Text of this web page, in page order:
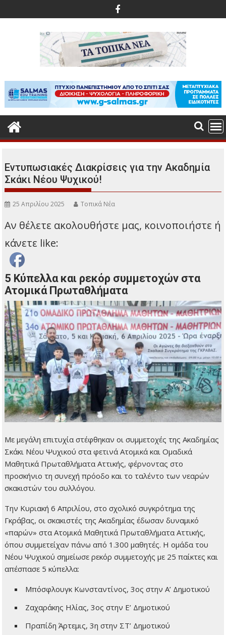
στο
περιεχόμενο
Εντυπωσιακές Διακρίσεις για την Ακαδημία
Σκάκι Νέου Ψυχικού!
25 Απριλίου 2025 Τοπικά Νέα
Αν θέλετε ακολουθήστε μας, κοινοποιήστε ή
κάνετε like:
5 Κύπελλα και ρεκόρ συμμετοχών στα
Ατομικά Πρωταθλήματα
Με μεγάλη επιτυχία στέφθηκαν οι συμμετοχές της Ακαδημίας
Σκάκι Νέου Ψυχικού στα φετινά Ατομικά και Ομαδικά
Μαθητικά Πρωταθλήματα Αττικής, φέρνοντας στο
προσκήνιο τη συνεχή πρόοδο και το ταλέντο των νεαρών
σκακιστών του συλλόγου.
Την Κυριακή 6 Απριλίου, στο σχολικό συγκρότημα της
Γκράβας, οι σκακιστές της Ακαδημίας έδωσαν δυναμικό
«παρών» στα Ατομικά Μαθητικά Πρωταθλήματα Αττικής,
όπου συμμετείχαν πάνω από 1.300 μαθητές. Η ομάδα του
Νέου Ψυχικού σημείωσε ρεκόρ συμμετοχής με 25 παίκτες και
απέσπασε 5 κύπελλα:
Μπόσφλουγκ Κωνσταντίνος, 3ος στην Α’ Δημοτικού
Ζαχαράκης Ηλίας, 3ος στην Ε’ Δημοτικού
Πραπίδη Άρτεμις, 3η στην ΣΤ’ Δημοτικού